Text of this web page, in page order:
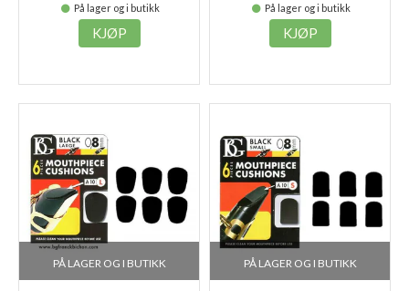
På lager og i butikk
KJØP
På lager og i butikk
KJØP
PÅ LAGER OG I BUTIKK PÅ LAGER OG I BUTIKK